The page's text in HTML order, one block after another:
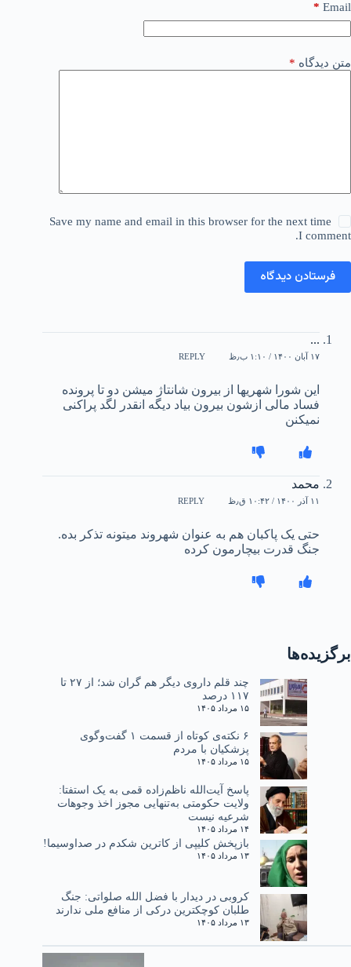
Email
*
متن دیدگاه *
Save my name and email in this browser for the next time
I comment.
فرستادن دیدگاه
...
۱۷ آبان ۱۴۰۰ / ۱:۱۰ ب٫ظ REPLY
این شورا شهریها از بیرون شانتاژ میشن دو تا پرونده
فساد مالی ازشون بیرون بیاد دیگه انقدر لگد پراکنی
نمیکنن
محمد
۱۱ آذر ۱۴۰۰ / ۱۰:۴۲ ق٫ظ REPLY
حتی یک پاکبان هم به عنوان شهروند میتونه تذکر بده.
جنگ قدرت بیچارمون کرده
برگزیده‌ها
چند قلم داروی دیگر هم گران شد؛ از ۲۷ تا
۱۱۷ درصد
۱۵ مرداد ۱۴۰۵
۶ نکته‌ی کوتاه از قسمت ۱ گفت‌وگوی
پزشکیان با مردم
۱۵ مرداد ۱۴۰۵
پاسخ آیت‌الله ناظم‌زاده قمی به یک استفتا:
ولایت حکومتی به‌تنهایی مجوز اخذ وجوهات
شرعیه نیست
۱۴ مرداد ۱۴۰۵
بازپخش کلیپی از کاترین شکدم در صداوسیما!
۱۳ مرداد ۱۴۰۵
کروبی در دیدار با فضل الله صلواتی: جنگ
طلبان کوچکترین درکی از منافع ملی ندارند
۱۳ مرداد ۱۴۰۵